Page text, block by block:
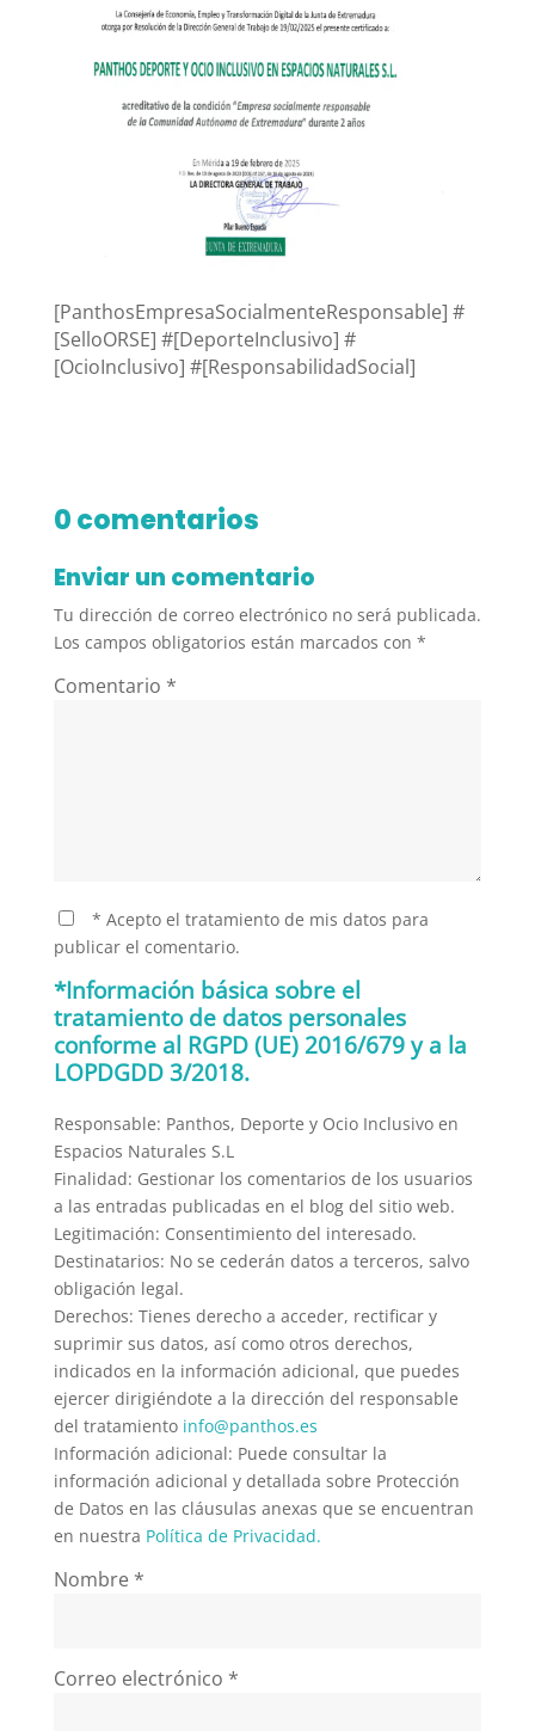
[PanthosEmpresaSocialmenteResponsable] #
[SelloORSE] #[DeporteInclusivo] #
[OcioInclusivo] #[ResponsabilidadSocial]
0 comentarios
Enviar un comentario
Tu dirección de correo electrónico no será publicada.
Los campos obligatorios están marcados con *
Comentario *
* Acepto el tratamiento de mis datos para
publicar el comentario.
*Información básica sobre el
tratamiento de datos personales
conforme al RGPD (UE) 2016/679 y a la
LOPDGDD 3/2018.
Responsable: Panthos, Deporte y Ocio Inclusivo en
Espacios Naturales S.L
Finalidad: Gestionar los comentarios de los usuarios
a las entradas publicadas en el blog del sitio web.
Legitimación: Consentimiento del interesado.
Destinatarios: No se cederán datos a terceros, salvo
obligación legal.
Derechos: Tienes derecho a acceder, rectificar y
suprimir sus datos, así como otros derechos,
indicados en la información adicional, que puedes
ejercer dirigiéndote a la dirección del responsable
del tratamiento info@panthos.es
Información adicional: Puede consultar la
información adicional y detallada sobre Protección
de Datos en las cláusulas anexas que se encuentran
en nuestra Política de Privacidad.
Nombre *
Correo electrónico *